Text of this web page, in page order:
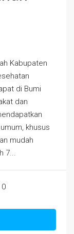
Kabupaten
di Bumi
dan
khusus
mudah
7...
0